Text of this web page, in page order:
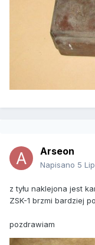
Arseon
Napisano 5
z tyłu naklejona jest
ZSK-1 brzmi bardziej
pozdrawiam